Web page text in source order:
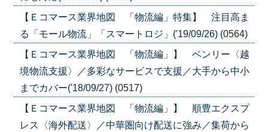
【Ｅコマース業界地図 「物流編」特集】 注目高ま
る「モール物流」「スマートロジ」('19/09/26) (0564)
【Ｅコマース業界地図 「物流編」】 ベンリー〈越
境物流支援〉／多彩なサービスで支援／大手から中小
までカバー('18/09/27) (0517)
【Ｅコマース業界地図 「物流編」】 順豊エクスプ
レス〈海外配送〉／中華圏向け配送に強み／集荷から